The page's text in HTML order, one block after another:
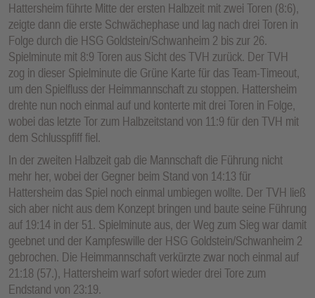
Hattersheim führte Mitte der ersten Halbzeit mit zwei Toren (8:6),
zeigte dann die erste Schwächephase und lag nach drei Toren in
Folge durch die HSG Goldstein/Schwanheim 2 bis zur 26.
Spielminute mit 8:9 Toren aus Sicht des TVH zurück. Der TVH
zog in dieser Spielminute die Grüne Karte für das Team-Timeout,
um den Spielfluss der Heimmannschaft zu stoppen. Hattersheim
drehte nun noch einmal auf und konterte mit drei Toren in Folge,
wobei das letzte Tor zum Halbzeitstand von 11:9 für den TVH mit
dem Schlusspfiff fiel.
In der zweiten Halbzeit gab die Mannschaft die Führung nicht
mehr her, wobei der Gegner beim Stand von 14:13 für
Hattersheim das Spiel noch einmal umbiegen wollte. Der TVH ließ
sich aber nicht aus dem Konzept bringen und baute seine Führung
auf 19:14 in der 51. Spielminute aus, der Weg zum Sieg war damit
geebnet und der Kampfeswille der HSG Goldstein/Schwanheim 2
gebrochen. Die Heimmannschaft verkürzte zwar noch einmal auf
21:18 (57.), Hattersheim warf sofort wieder drei Tore zum
Endstand von 23:19.